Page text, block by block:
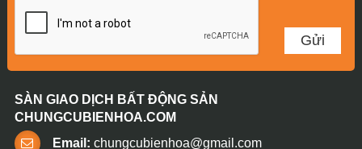
SÀN GIAO DỊCH BẤT ĐỘNG SẢN
CHUNGCUBIENHOA.COM
Email: chungcubienhoa@gmail.com